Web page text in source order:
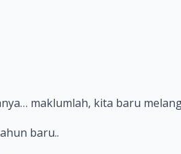
maklumlah, kita baru
baru..